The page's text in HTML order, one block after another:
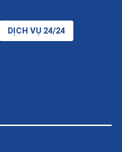
DỊCH VỤ 24/24